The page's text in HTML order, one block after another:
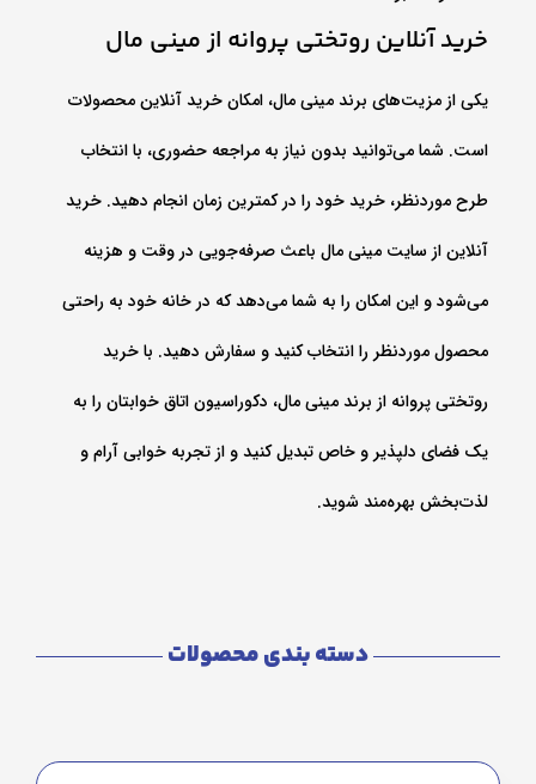
خرید آنلاین روتختی پروانه از مینی مال
یکی از مزیت‌های برند مینی مال، امکان خرید آنلاین محصولات
است. شما می‌توانید بدون نیاز به مراجعه حضوری، با انتخاب
طرح موردنظر، خرید خود را در کمترین زمان انجام دهید. خرید
آنلاین از سایت مینی مال باعث صرفه‌جویی در وقت و هزینه
می‌شود و این امکان را به شما می‌دهد که در خانه خود به راحتی
محصول موردنظر را انتخاب کنید و سفارش دهید. با خرید
روتختی پروانه از برند مینی مال، دکوراسیون اتاق خوابتان را به
یک فضای دلپذیر و خاص تبدیل کنید و از تجربه خوابی آرام و
لذت‌بخش بهره‌مند شوید.
دسته بندی محصولات